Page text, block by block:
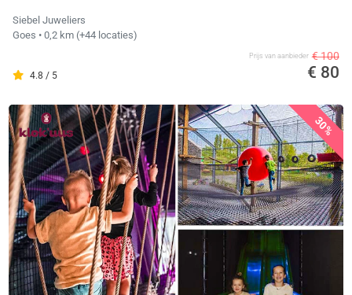
Siebel Juweliers
Goes • 0,2 km (+44 locaties)
4.8 / 5
Prijs van aanbieder € 100
€ 80
30%